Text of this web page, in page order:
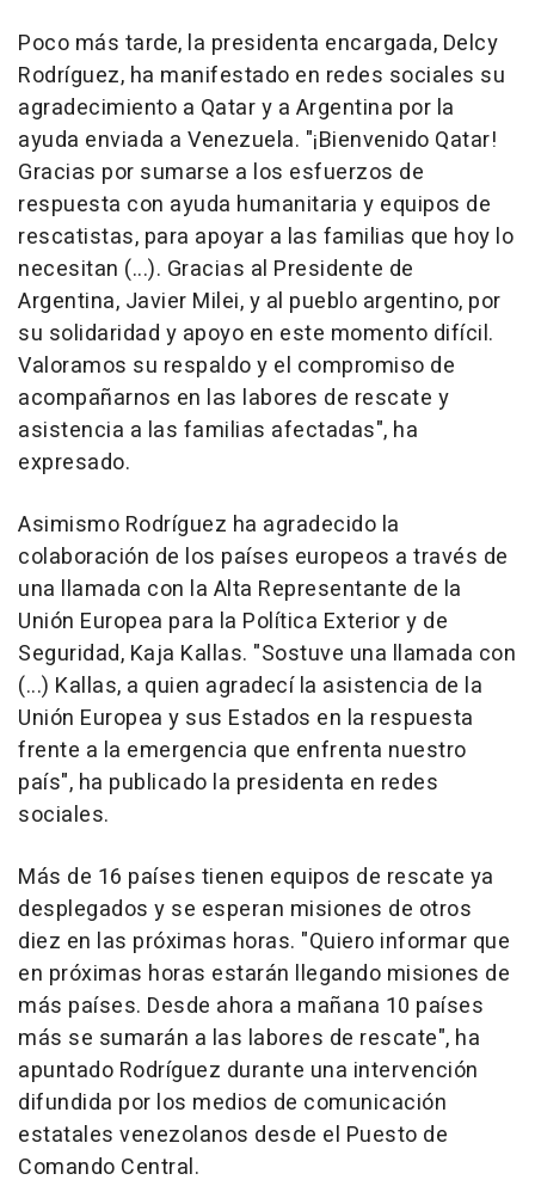
Poco más tarde, la presidenta encargada, Delcy
Rodríguez, ha manifestado en redes sociales su
agradecimiento a Qatar y a Argentina por la
ayuda enviada a Venezuela. "¡Bienvenido Qatar!
Gracias por sumarse a los esfuerzos de
respuesta con ayuda humanitaria y equipos de
rescatistas, para apoyar a las familias que hoy lo
necesitan (...). Gracias al Presidente de
Argentina, Javier Milei, y al pueblo argentino, por
su solidaridad y apoyo en este momento difícil.
Valoramos su respaldo y el compromiso de
acompañarnos en las labores de rescate y
asistencia a las familias afectadas", ha
expresado.
Asimismo Rodríguez ha agradecido la
colaboración de los países europeos a través de
una llamada con la Alta Representante de la
Unión Europea para la Política Exterior y de
Seguridad, Kaja Kallas. "Sostuve una llamada con
(...) Kallas, a quien agradecí la asistencia de la
Unión Europea y sus Estados en la respuesta
frente a la emergencia que enfrenta nuestro
país", ha publicado la presidenta en redes
sociales.
Más de 16 países tienen equipos de rescate ya
desplegados y se esperan misiones de otros
diez en las próximas horas. "Quiero informar que
en próximas horas estarán llegando misiones de
más países. Desde ahora a mañana 10 países
más se sumarán a las labores de rescate", ha
apuntado Rodríguez durante una intervención
difundida por los medios de comunicación
estatales venezolanos desde el Puesto de
Comando Central.